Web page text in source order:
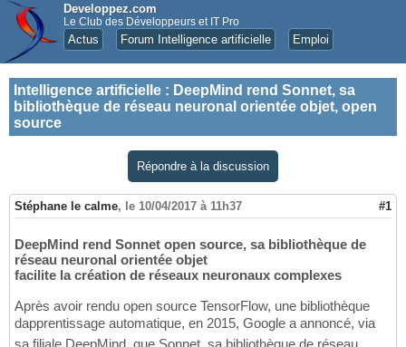
Developpez.com
Le Club des Développeurs et IT Pro
Actus Forum Intelligence artificielle Emploi
Intelligence artificielle : DeepMind rend Sonnet, sa
bibliothèque de réseau neuronal orientée objet, open
source
Répondre à la discussion
Stéphane le calme, le 10/04/2017 à 11h37 #1
DeepMind rend Sonnet open source, sa bibliothèque de
réseau neuronal orientée objet
facilite la création de réseaux neuronaux complexes
Après avoir rendu open source TensorFlow, une bibliothèque
dapprentissage automatique, en 2015, Google a annoncé, via